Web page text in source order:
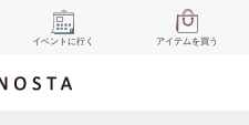
イベント に行く アイテムを買う